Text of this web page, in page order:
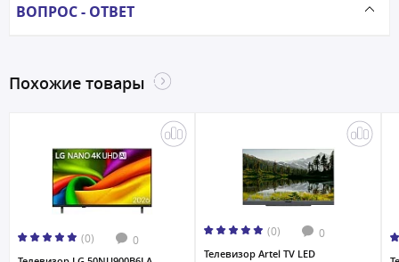
ВОПРОС - ОТВЕТ
Похожие товары
(0) 0
(0) 0
Телевизор Artel TV LED